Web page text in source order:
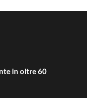
in oltre 60